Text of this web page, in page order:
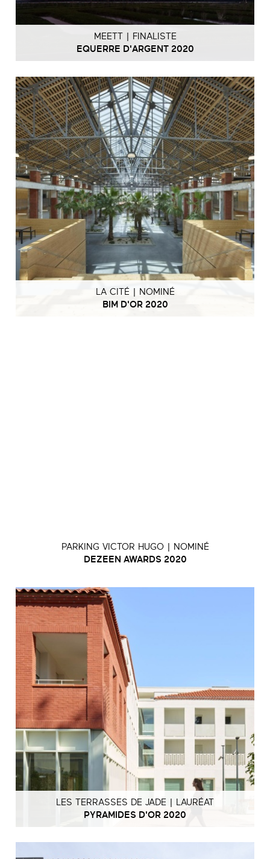
MEETT | FINALISTE
EQUERRE D'ARGENT 2020
LA CITÉ | NOMINÉ
BIM D'OR 2020
PARKING VICTOR HUGO | NOMINÉ
DEZEEN AWARDS 2020
LES TERRASSES DE JADE | LAURÉAT
PYRAMIDES D'OR 2020